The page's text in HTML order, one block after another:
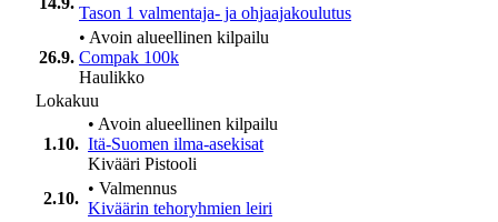
Tason 1 valmentaja- ja ohjaajakoulutus
26.9.
• Avoin alueellinen kilpailu
Compak 100k
Haulikko
Lokakuu
1.10.
• Avoin alueellinen kilpailu
Itä-Suomen ilma-asekisat
Kivääri Pistooli
2.10.
• Valmennus
Kiväärin tehoryhmien leiri